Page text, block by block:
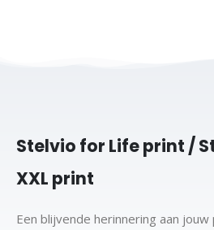
Stelvio for Life print /
XXL print
Een blijvende herinnering aan